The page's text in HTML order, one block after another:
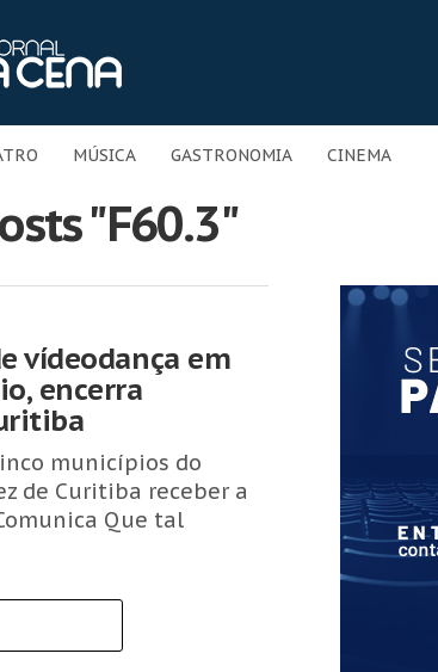
MÚSICA GASTRONOMIA CINEMA
"F60.3"
vídeodança em
encerra
municípios do
de Curitiba receber a
Que tal